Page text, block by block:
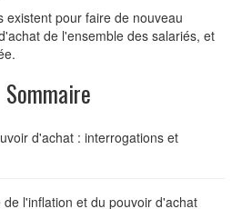
existent pour faire de nouveau
de l'ensemble des salariés, et
Sommaire
d'achat : interrogations et
de l'inflation et du pouvoir d'achat